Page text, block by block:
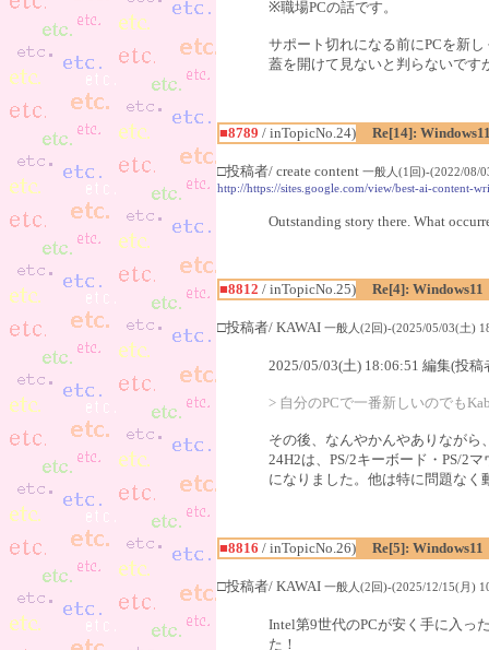
※職場PCの話です。
サポート切れになる前にPCを新
蓋を開けて見ないと判らないです
■8789 / inTopicNo.24) Re[14]:
□投稿者/ create content 一般人(1回)-(2022/08/
http://https://sites.google.com/view/best-ai-content-
Outstanding story there. What
■8812 / inTopicNo.25) Re[4]: Windows11
□投稿者/ KAWAI 一般人(2回)-(2025/05/03(土)
2025/05/03(土) 18:06:51 編集(投稿
> 自分のPCで一番新しいのでも
その後、なんやかんやありながら
24H2は、PS/2キーボード・PS/2
になりました。他は特に問題なく
■8816 / inTopicNo.26) Re[5]: Windows11
□投稿者/ KAWAI 一般人(2回)-(2025/12/15(月)
Intel第9世代のPCが安く手に入っ
た！